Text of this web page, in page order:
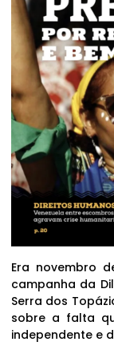
Era novembro
campanha da
Serra dos
sobre a falta
independente e